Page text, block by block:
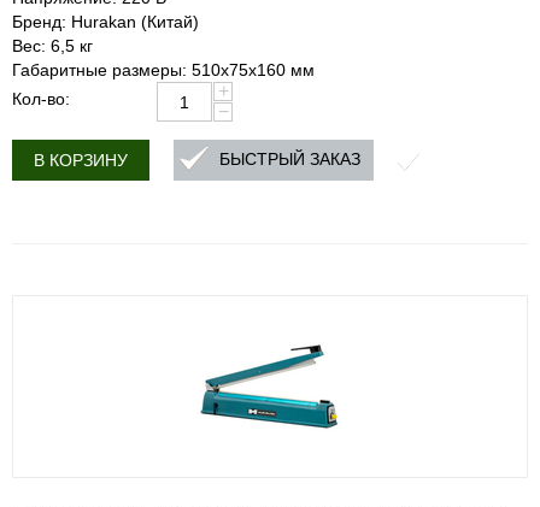
Бренд: Hurakan (Китай)
Вес: 6,5 кг
Габаритные размеры: 510x75x160 мм
Кол-во:
+
−
В КОРЗИНУ БЫСТРЫЙ ЗАКАЗ